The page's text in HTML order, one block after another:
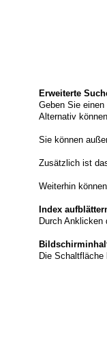
Erweiterte
Geben Sie
Alternativ
Sie können
Zusätzlich ist
Weiterhin
Index
Durch Anklicken
Die Schaltfläche